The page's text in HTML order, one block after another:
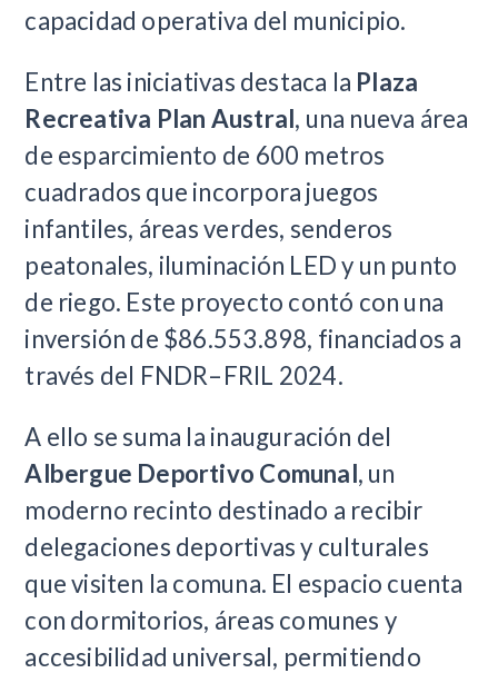
capacidad operativa del municipio.
Entre las iniciativas destaca la Plaza
Recreativa Plan Austral, una nueva área
de esparcimiento de 600 metros
cuadrados que incorpora juegos
infantiles, áreas verdes, senderos
peatonales, iluminación LED y un punto
de riego. Este proyecto contó con una
inversión de $86.553.898, financiados a
través del FNDR–FRIL 2024.
A ello se suma la inauguración del
Albergue Deportivo Comunal, un
moderno recinto destinado a recibir
delegaciones deportivas y culturales
que visiten la comuna. El espacio cuenta
con dormitorios, áreas comunes y
accesibilidad universal, permitiendo